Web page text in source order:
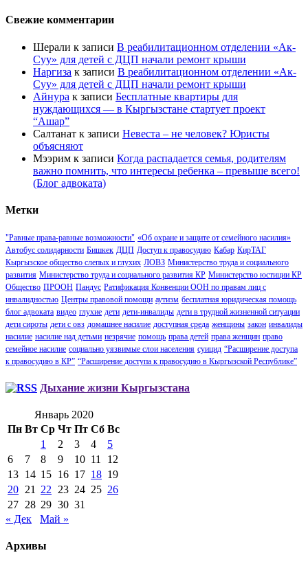
Свежие комментарии
Шерали к записи В реабилитационном отделении «Ак-
Суу» для детей с ДЦП начали ремонт крыши
Наргиза к записи В реабилитационном отделении «Ак-
Суу» для детей с ДЦП начали ремонт крыши
Айнура к записи Бесплатные квартиры для
нуждающихся — в Кыргызстане стартует проект
“Ашар”
Салтанат к записи Невеста – не человек? Юристы
объясняют
Мээрим к записи Когда распадается семья, родителям
важно помнить, что интересы ребенка – превыше всего!
(Блог адвоката)
Метки
"Равные права-равные возможности" «Об охране и защите от семейного насилия»
Автобус солидарности Бишкек ДЦП Доступ к правосудию Кабар КирТАГ
Кыргызское общество слепых и глухих ЛОВЗ Министерство труда и социального
развития Министерство труда и социального развития КР Министерство юстиции КР
Общество ПРООН Пандус Ратификация Конвенции ООН по правам лиц с
инвалидностью Центры правовой помощи аутизм бесплатная юридическая помощь
блог адвоката видео глухие дети дети-инвалиды дети в трудной жизненной ситуации
дети сироты дети с овз домашнее насилие доступная среда женщины закон инвалиды
насилие насилие над детьми незрячие помощь права детей права женщин право
семейное насилие социально уязвимые слои населения суицид “Расширение доступа
к правосудию в КР” “Расширение доступа к правосудию в Кыргызской Республике”
Дыхание жизни Кыргызстана
Январь 2020
Пн Вт Ср Чт Пт Сб Вс
1
2 3 4
5
6
7 8 9 10 11
12
13 14 15 16 17 18 19
20 21 22 23 24 25 26
27 28 29 30 31
« Дек
Май »
Архивы